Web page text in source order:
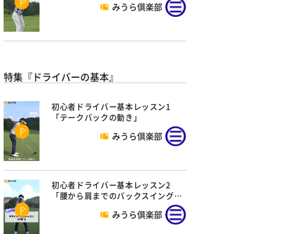
みうら倶楽部
特集『ドライバーの基本』
初心者ドライバー基本レッスン1
「テークバックの動き」
みうら倶楽部
初心者ドライバー基本レッスン2
「腰から肩までのバックスイング…
みうら倶楽部